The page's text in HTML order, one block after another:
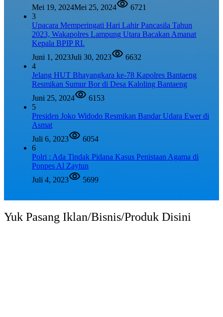
Mei 19, 2024Mei 25, 2024
6721
3
Upacara Memperingati Hari Lahir Pancasila Tahun
2023, Wakapolres Lampung Utara Bacakan Amanat
Kepala BPIP RI.
Juni 1, 2023Juli 30, 2023
6632
4
Jelang HUT Bhayangkara ke-78 Kapolres Bantaeng
Resmikan Sumur Bor di Desa Kaloling Bantaeng
Juni 25, 2024
6153
5
Presiden Joko Widodo Resmikan Bandar Udara Ewer di
Asmat
Juli 6, 2023
6054
6
Polri : Ada Tindak Pidana Kasus Penistaan Agama di
Ponpes Al Zaytun
Juli 4, 2023
5699
Yuk Pasang Iklan/Bisnis/Produk Disini